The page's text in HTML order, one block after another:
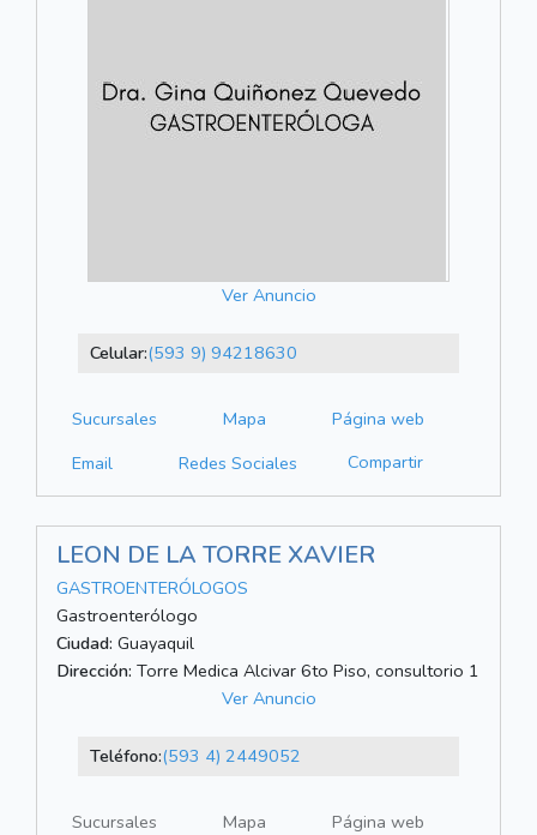
Ver Anuncio
Celular:(593 9) 94218630
Sucursales Mapa
Página web
Email
Redes Sociales Compartir
LEON DE LA TORRE XAVIER
GASTROENTERÓLOGOS
Gastroenterólogo
Ciudad: Guayaquil
Dirección: Torre Medica Alcivar 6to Piso, consultorio 1
Ver Anuncio
Teléfono:(593 4) 2449052
Sucursales Mapa
Página web